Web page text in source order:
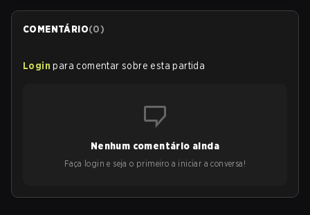
COMENTÁRIO(0)
Login para comentar sobre esta partida
Nenhum comentário ainda
Faça login e seja o primeiro a iniciar a conversa!